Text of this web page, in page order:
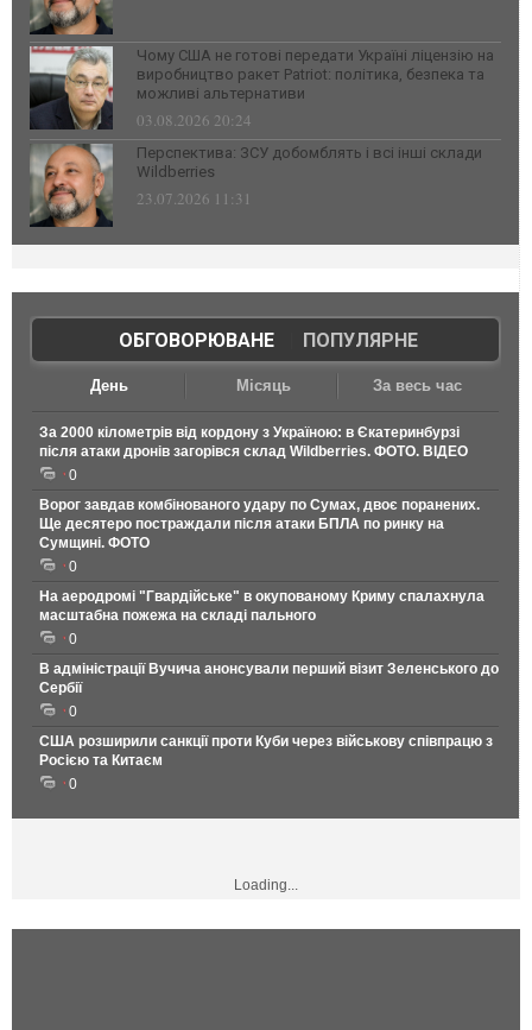
Чому США не готові передати Україні ліцензію на
виробництво ракет Patriot: політика, безпека та
можливі альтернативи
03.08.2026 20:24
Перспектива: ЗСУ добомблять і всі інші склади
Wildberries
23.07.2026 11:31
ОБГОВОРЮВАНЕ| ПОПУЛЯРНЕ
День Місяць За весь час
За 2000 кілометрів від кордону з Україною: в Єкатеринбурзі
після атаки дронів загорівся склад Wildberries. ФОТО. ВІДЕО
0
Ворог завдав комбінованого удару по Сумах, двоє поранених.
Ще десятеро постраждали після атаки БПЛА по ринку на
Сумщині. ФОТО
0
На аеродромі "Гвардійське" в окупованому Криму спалахнула
масштабна пожежа на складі пального
0
В адміністрації Вучича анонсували перший візит Зеленського до
Сербії
0
США розширили санкції проти Куби через військову співпрацю з
Росією та Китаєм
0
Loading...